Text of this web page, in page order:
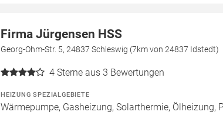
Firma Jürgensen HSS
Georg-Ohm-Str. 5, 24837 Schleswig (7km von 24837 Idstedt)
4 Sterne aus 3 Bewertungen
HEIZUNG SPEZIALGEBIETE
Wärmepumpe, Gasheizung, Solarthermie,